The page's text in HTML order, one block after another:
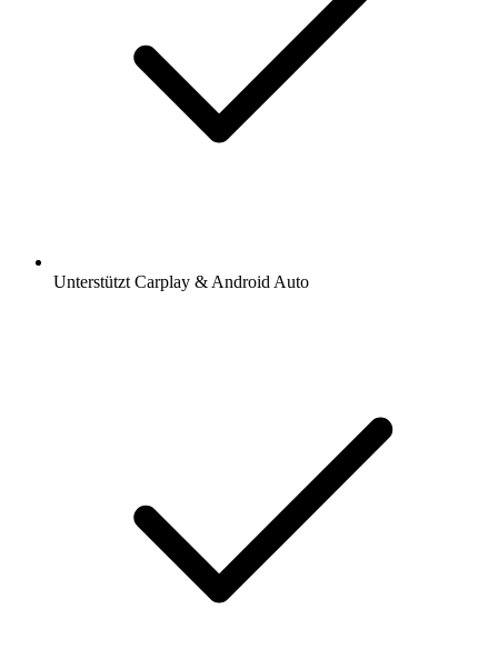
Unterstützt Carplay & Android Auto